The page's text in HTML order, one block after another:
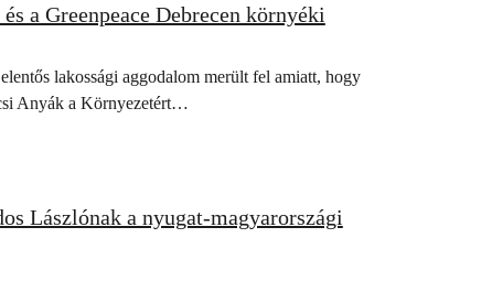
a Greenpeace Debrecen környéki
lakossági aggodalom merült fel amiatt, hogy
Anyák a Környezetért…
Lászlónak a nyugat-magyarországi